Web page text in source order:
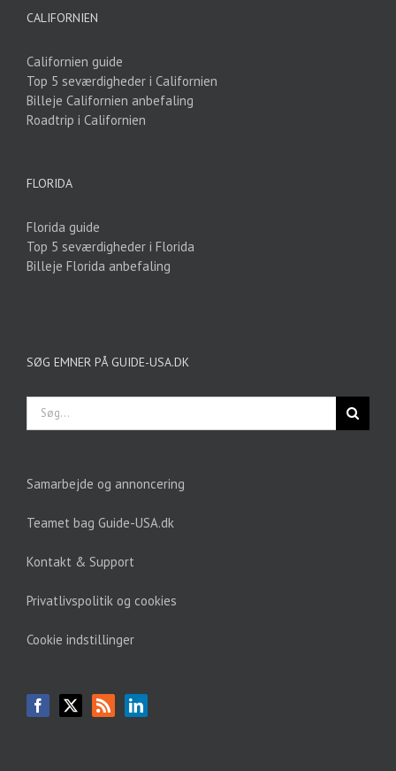
CALIFORNIEN
Californien guide
Top 5 seværdigheder i Californien
Billeje Californien anbefaling
Roadtrip i Californien
FLORIDA
Florida guide
Top 5 seværdigheder i Florida
Billeje Florida anbefaling
SØG EMNER PÅ GUIDE-USA.DK
Søg
efter:
Samarbejde og annoncering
Teamet bag Guide-USA.dk
Kontakt & Support
Privatlivspolitik og cookies
Cookie indstillinger